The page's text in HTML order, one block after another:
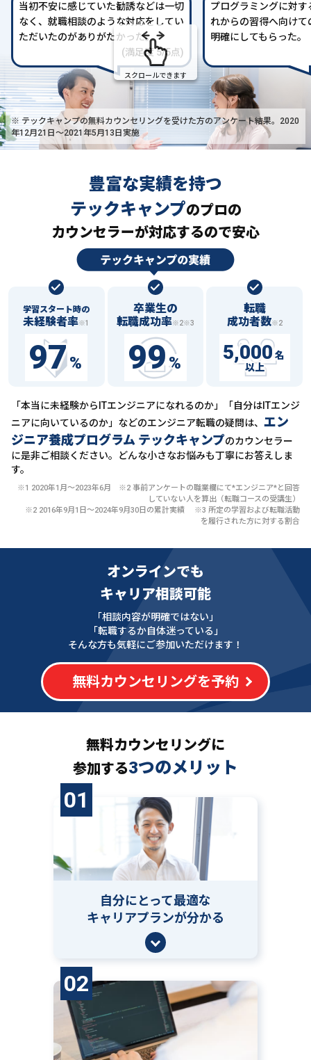
当初不安に感じていた勧誘などは一切
なく、就職相談のような対応をしてい
ただいたのがありがたかった。
(満足度 5/5点)
プログラミングに対
れからの習得へ向け
明確にしてもらった。
スクロールできます
※ テックキャンプの無料カウンセリングを受けた方のアンケート結果。2020
年12月21日〜2021年5月13日実施
豊富な実績を持つ
テックキャンプのプロの
カウンセラーが対応するので安心
学習スタート時の
未経験者率※1
97%
卒業生の
転職成功率※2※3
99%
転職
成功者数※2
5,000 名
以上
「本当に未経験からITエンジニアになれるのか」「自分はITエンジ
ニアに向いているのか」などのエンジニア転職の疑問は、 エン
ジニア養成プログラム テックキャンプのカウンセラー
に是非ご相談ください。どんな小さなお悩みも丁寧にお答えしま
す。
※1 2020年1月〜2023年6月 ※2 事前アンケートの職業欄にて*エンジニア*と回答
していない人を算出（転職コースの受講生）
※2 2016年9月1日〜2024年9月30日の累計実績 ※3 所定の学習および転職活動
を履行された方に対する割合
オンラインでも
キャリア相談可能
「相談内容が明確ではない」
「転職するか自体迷っている」
そんな方も気軽にご参加いただけます！
無料カウンセリングを予約
無料カウンセリングに
参加する3つのメリット
01
自分にとって最適な
キャリアプランが分かる
02